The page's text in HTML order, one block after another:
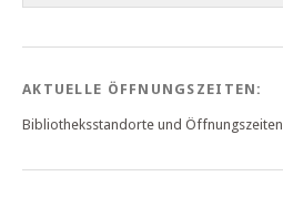
AKTUELLE ÖFFNUNGSZEITEN:
Bibliotheksstandorte und Öffnungszeiten